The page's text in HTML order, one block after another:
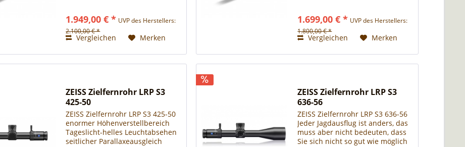
Weitschuss – die Zieloptiken mit
6-fach-Zoom überzeugen...
1.949,00 € * UVP des Herstellers:
2.100,00 € *
Vergleichen Merken
Weitschuss – die Zieloptiken mit
6-fach-Zoom überzeugen...
1.699,00 € * UVP des Herstellers:
1.800,00 € *
Vergleichen Merken
ZEISS Zielfernrohr LRP S3
425-50
ZEISS Zielfernrohr LRP S3 425-50
enormer Höhenverstellbereich
Tageslicht-helles Leuchtabsehen
seitlicher Parallaxeausgleich
ZEISS Zielfernrohr LRP S3
636-56
ZEISS Zielfernrohr LRP S3 636-56
Jeder Jagdausflug ist anders, das
muss aber nicht bedeuten, dass
Sie sich nicht so gut wie möglich